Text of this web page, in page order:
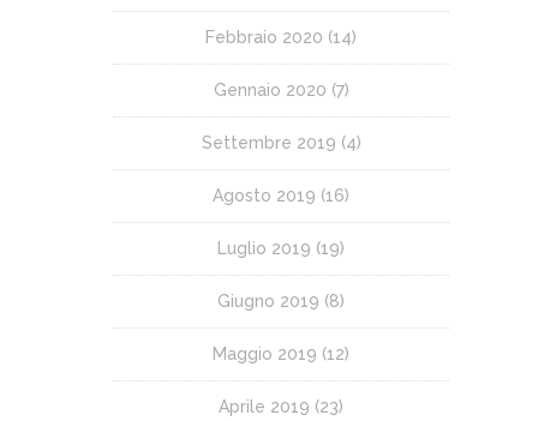
Febbraio 2020 (14)
Gennaio 2020 (7)
Settembre 2019 (4)
Agosto 2019 (16)
Luglio 2019 (19)
Giugno 2019 (8)
Maggio 2019 (12)
Aprile 2019 (23)